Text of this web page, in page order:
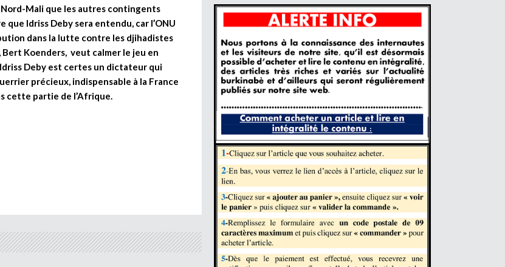
Mali que les autres contingents
que Idriss Deby sera entendu, car l’ONU
dans la lutte contre les djihadistes
Koenders, veut calmer le jeu en
Deby est certes un dictateur qui
précieux, indispensable à la France
cette partie de l’Afrique.